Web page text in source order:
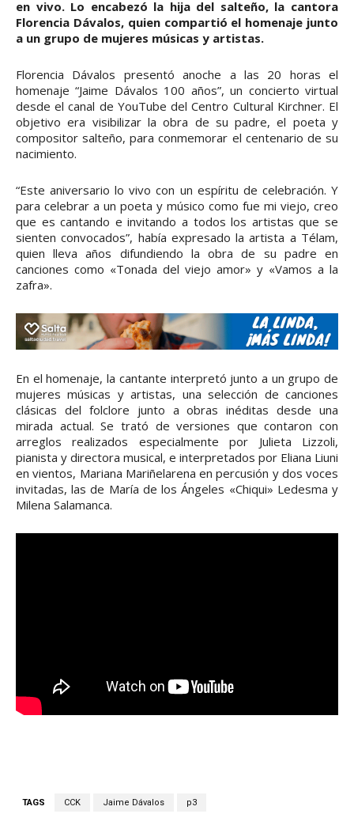
en vivo. Lo encabezó la hija del salteño, la cantora
Florencia Dávalos, quien compartió el homenaje junto
a un grupo de mujeres músicas y artistas.
Florencia Dávalos presentó anoche a las 20 horas el
homenaje “Jaime Dávalos 100 años”, un concierto virtual
desde el canal de YouTube del Centro Cultural Kirchner. El
objetivo era visibilizar la obra de su padre, el poeta y
compositor salteño, para conmemorar el centenario de su
nacimiento.
“Este aniversario lo vivo con un espíritu de celebración. Y
para celebrar a un poeta y músico como fue mi viejo, creo
que es cantando e invitando a todos los artistas que se
sienten convocados”, había expresado la artista a Télam,
quien lleva años difundiendo la obra de su padre en
canciones como «Tonada del viejo amor» y «Vamos a la
zafra».
En el homenaje, la cantante interpretó junto a un grupo de
mujeres músicas y artistas, una selección de canciones
clásicas del folclore junto a obras inéditas desde una
mirada actual. Se trató de versiones que contaron con
arreglos realizados especialmente por Julieta Lizzoli,
pianista y directora musical, e interpretados por Eliana Liuni
en vientos, Mariana Mariñelarena en percusión y dos voces
invitadas, las de María de los Ángeles «Chiqui» Ledesma y
Milena Salamanca.
TAGS CCK Jaime Dávalos p3